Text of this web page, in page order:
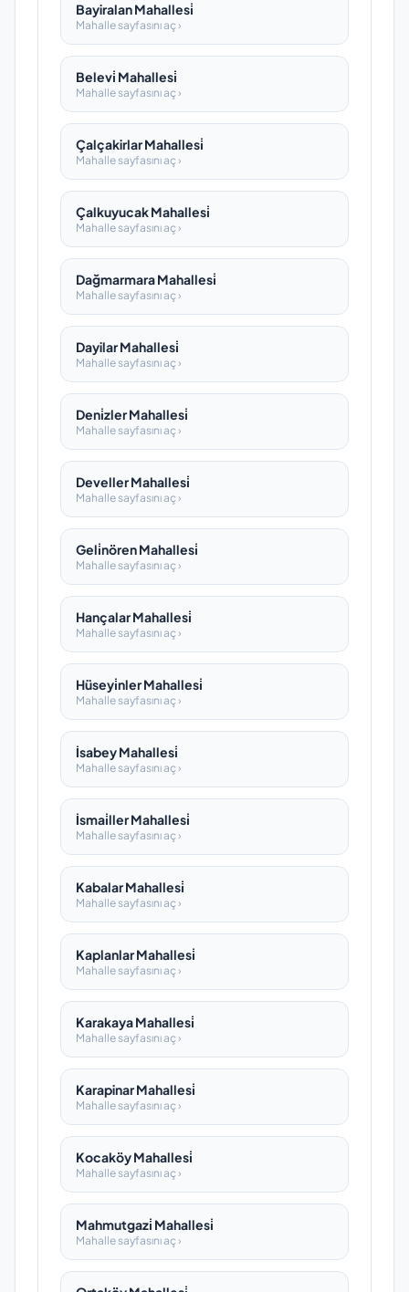
Bayiralan Mahallesi̇
Mahalle sayfasını aç ›
Belevi̇ Mahallesi̇
Mahalle sayfasını aç ›
Çalçakirlar Mahallesi̇
Mahalle sayfasını aç ›
Çalkuyucak Mahallesi̇
Mahalle sayfasını aç ›
Dağmarmara Mahallesi̇
Mahalle sayfasını aç ›
Dayilar Mahallesi̇
Mahalle sayfasını aç ›
Deni̇zler Mahallesi̇
Mahalle sayfasını aç ›
Develler Mahallesi̇
Mahalle sayfasını aç ›
Geli̇nören Mahallesi̇
Mahalle sayfasını aç ›
Hançalar Mahallesi̇
Mahalle sayfasını aç ›
Hüseyi̇nler Mahallesi̇
Mahalle sayfasını aç ›
İsabey Mahallesi̇
Mahalle sayfasını aç ›
İsmai̇ller Mahallesi̇
Mahalle sayfasını aç ›
Kabalar Mahallesi̇
Mahalle sayfasını aç ›
Kaplanlar Mahallesi̇
Mahalle sayfasını aç ›
Karakaya Mahallesi̇
Mahalle sayfasını aç ›
Karapinar Mahallesi̇
Mahalle sayfasını aç ›
Kocaköy Mahallesi̇
Mahalle sayfasını aç ›
Mahmutgazi̇ Mahallesi̇
Mahalle sayfasını aç ›